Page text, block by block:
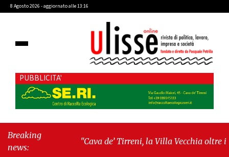
8 Agosto 2026 - aggiornato alle 13:16
PUBBLICITA'
Breaking
news:
"Cava de’ Tirreni, la Villa Vecchia oltre i